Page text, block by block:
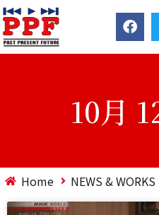
10月
Home NEWS & WORKS